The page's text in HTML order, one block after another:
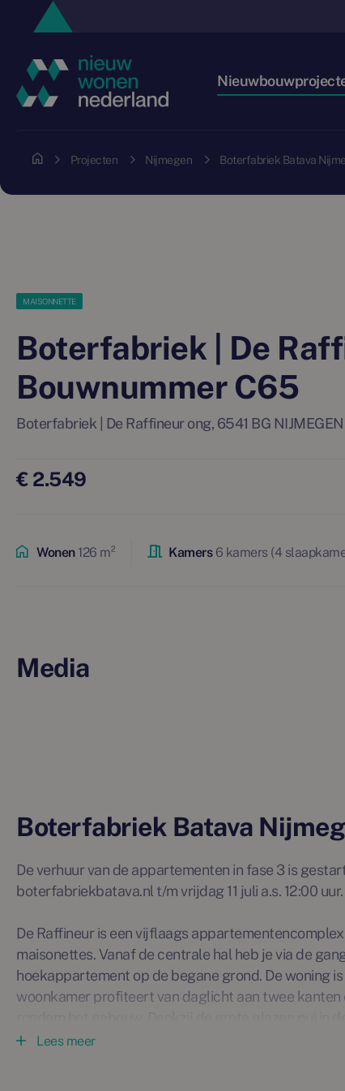
Projecten Nijmegen Boterfabriek Batava
MAISONNETTE
Boterfabriek | De
Bouwnummer C65
Boterfabriek | De Raffineur ong, 6541 BG NIJMEGEN
€ 2.549
Wonen126 m² Kamers6 kamers (4
Media
Boterfabriek Batava
De verhuur van de appartementen in fase 3 is
boterfabriekbatava.nl t/m vrijdag 11 juli a.s. 12:00 uur.
De Raffineur is een vijflaags
maisonettes. Vanaf de centrale hal heb je via de
hoekappartement op de begane grond. De woning
woonkamer profiteert van daglicht aan twee
naadloos in elkaar over. De privé buitenruimte ligt op
Lees meer